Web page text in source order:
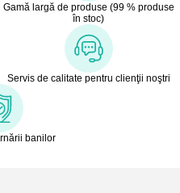
Gamă largă de produse (99 % produse
în stoc)
Servis de calitate pentru clienţii noştri
banilor